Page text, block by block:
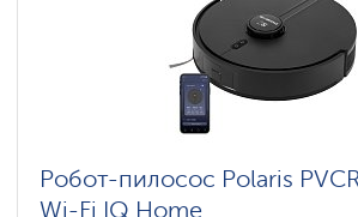
Робот-пилосос Polaris
Wi-Fi IQ Home